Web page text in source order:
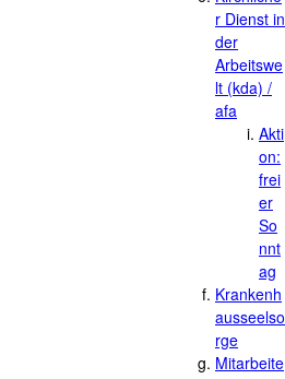
r Dienst in
der
Arbeitswe
lt (kda) /
afa
Akti
on:
frei
er
So
nnt
ag
Krankenh
ausseelso
rge
Mitarbeite